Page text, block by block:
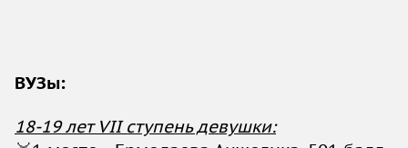
ВУЗы:
18-19 лет VII ступень девушки: